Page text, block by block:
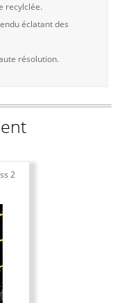
recylclée.
éclatant des
résolution.
2